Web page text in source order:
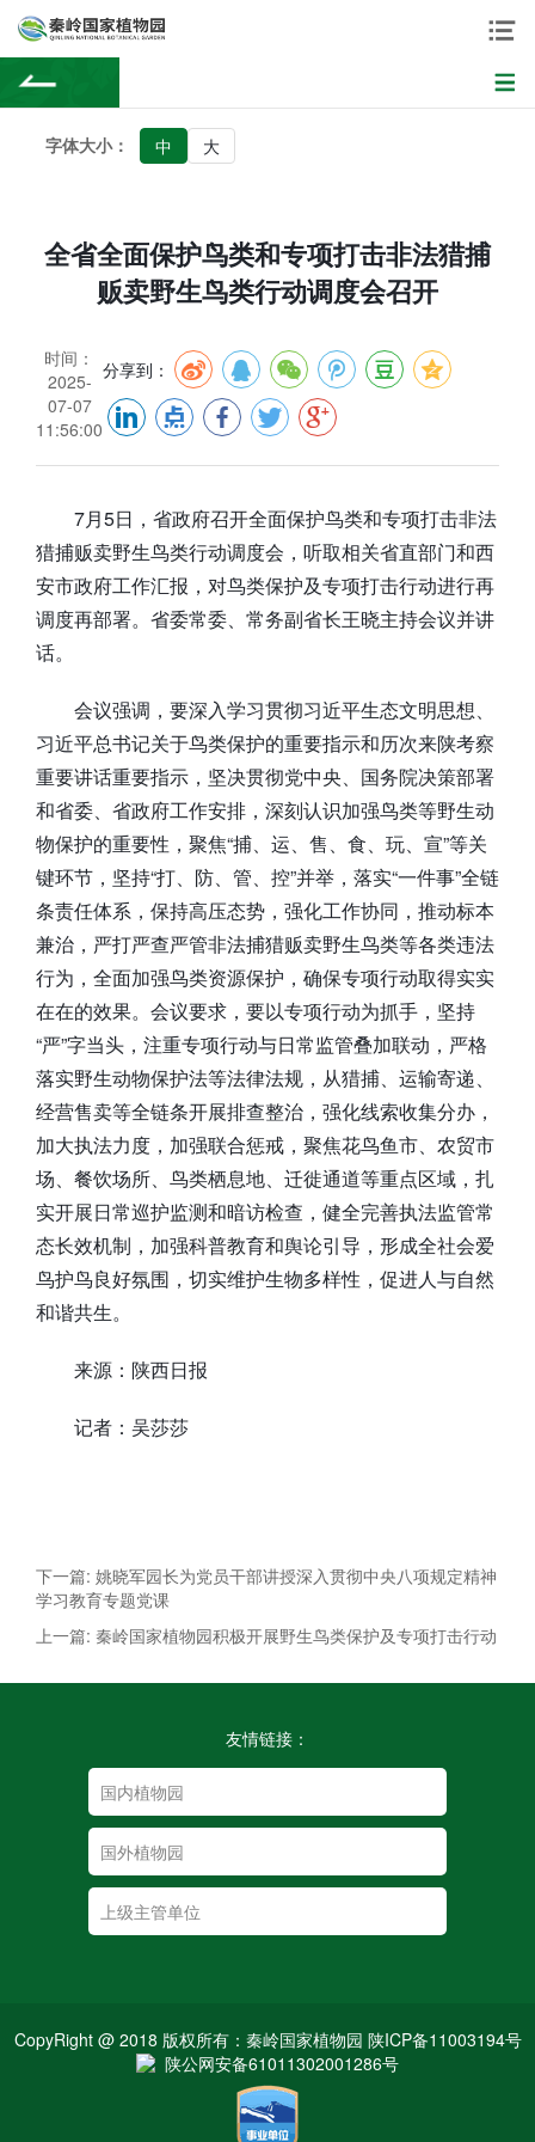
字体大小： 中 大
全省全面保护鸟类和专项打击非法猎捕
贩卖野生鸟类行动调度会召开
时间：
2025-
07-07
11:56:00
分享到：
7月5日，省政府召开全面保护鸟类和专项打击非法
猎捕贩卖野生鸟类行动调度会，听取相关省直部门和西
安市政府工作汇报，对鸟类保护及专项打击行动进行再
调度再部署。省委常委、常务副省长王晓主持会议并讲
话。
会议强调，要深入学习贯彻习近平生态文明思想、
习近平总书记关于鸟类保护的重要指示和历次来陕考察
重要讲话重要指示，坚决贯彻党中央、国务院决策部署
和省委、省政府工作安排，深刻认识加强鸟类等野生动
物保护的重要性，聚焦“捕、运、售、食、玩、宣”等关
键环节，坚持“打、防、管、控”并举，落实“一件事”全链
条责任体系，保持高压态势，强化工作协同，推动标本
兼治，严打严查严管非法捕猎贩卖野生鸟类等各类违法
行为，全面加强鸟类资源保护，确保专项行动取得实实
在在的效果。会议要求，要以专项行动为抓手，坚持
“严”字当头，注重专项行动与日常监管叠加联动，严格
落实野生动物保护法等法律法规，从猎捕、运输寄递、
经营售卖等全链条开展排查整治，强化线索收集分办，
加大执法力度，加强联合惩戒，聚焦花鸟鱼市、农贸市
场、餐饮场所、鸟类栖息地、迁徙通道等重点区域，扎
实开展日常巡护监测和暗访检查，健全完善执法监管常
态长效机制，加强科普教育和舆论引导，形成全社会爱
鸟护鸟良好氛围，切实维护生物多样性，促进人与自然
和谐共生。
来源：陕西日报
记者：吴莎莎
下一篇: 姚晓军园长为党员干部讲授深入贯彻中央八项规定精神
学习教育专题党课
上一篇: 秦岭国家植物园积极开展野生鸟类保护及专项打击行动
友情链接：
CopyRight @ 2018 版权所有：秦岭国家植物园 陕ICP备11003194号
陕公网安备61011302001286号